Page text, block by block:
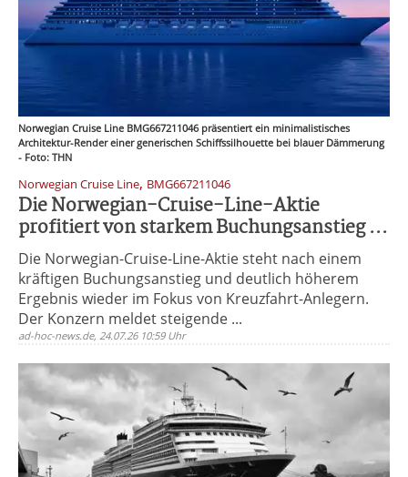
Norwegian Cruise Line BMG667211046 präsentiert ein minimalistisches
Architektur-Render einer generischen Schiffssilhouette bei blauer Dämmerung
- Foto: THN
Norwegian Cruise Line, BMG667211046
Die Norwegian-Cruise-Line-Aktie
profitiert von starkem Buchungsanstieg ...
Die Norwegian-Cruise-Line-Aktie steht nach einem
kräftigen Buchungsanstieg und deutlich höherem
Ergebnis wieder im Fokus von Kreuzfahrt-Anlegern.
Der Konzern meldet steigende ...
ad-hoc-news.de, 24.07.26 10:59 Uhr